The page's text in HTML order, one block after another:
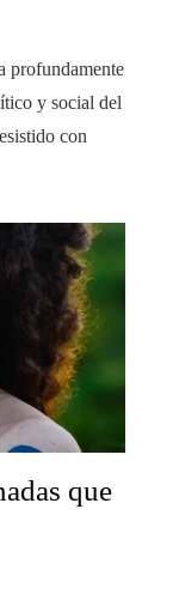
profundamente
y social del
con
que